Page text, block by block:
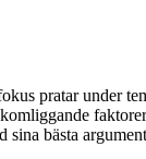
pratar under
bästa